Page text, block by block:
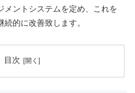
メントシステムを定め、これを
的に改善致します。
目次